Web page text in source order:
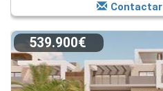
Contactar
539.900€